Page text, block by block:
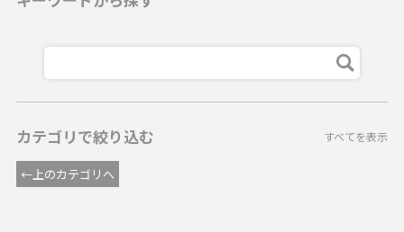
カテゴリで絞り込む すべてを表示
←上のカテゴリへ